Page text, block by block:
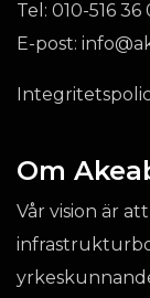
Tel: 010-516 36
E-post:
Om
Vår vision är